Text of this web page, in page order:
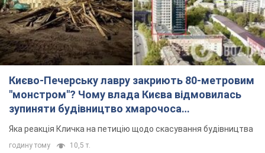
Києво-Печерську лавру закриють 80-метровим
"монстром"? Чому влада Києва відмовилась
зупиняти будівництво хмарочоса
"московського вірянина"
Яка реакція Кличка на петицію щодо скасування будівництва
годину тому 10,5 т.